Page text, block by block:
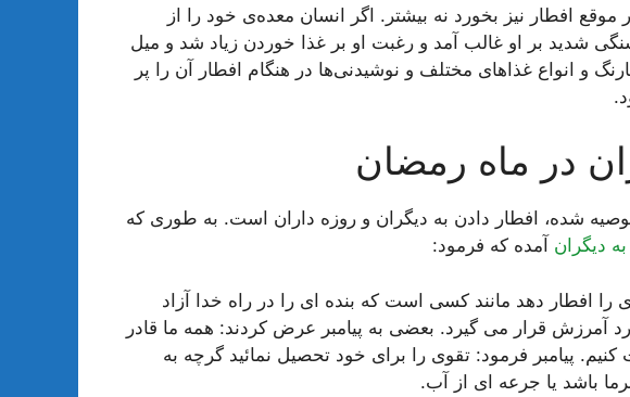
افطار نیز بخورد نه بیشتر. اگر انسان معده‌ی خود را از
شدید بر او غالب آمد و رغبت او بر غذا خوردن زیاد شد و میل
و انواع غذاهای مختلف و نوشیدنی‌ها در هنگام افطار آن را پر
در ماه رمضان
شده، افطار دادن به دیگران و روزه داران است. به طوری که
دیگران آمده که فرمود:
افطار دهد مانند کسی است که بنده ای را در راه خدا آزاد
آمرزش قرار می گیرد. بعضی به پیامبر عرض کردند: همه ما قادر
پیامبر فرمود: تقوی را برای خود تحصیل نمائید گرچه به
باشد یا جرعه ای از آب.